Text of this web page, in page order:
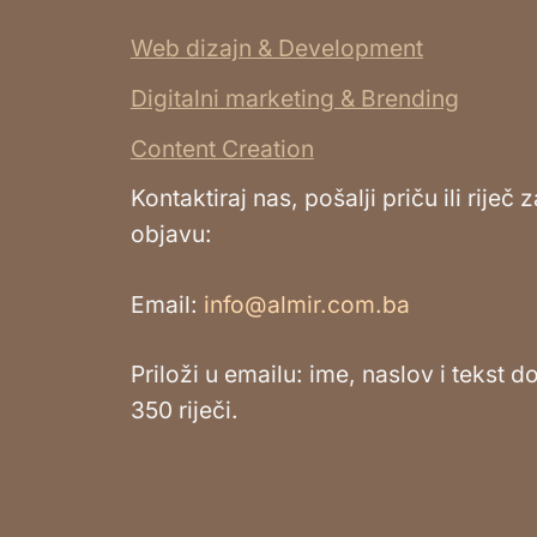
Web dizajn & Development
Digitalni marketing & Brending
Content Creation
Kontaktiraj nas, pošalji priču ili riječ
objavu:
Email: info@almir.com.ba
Priloži u emailu: ime, naslov i tekst
350 riječi.